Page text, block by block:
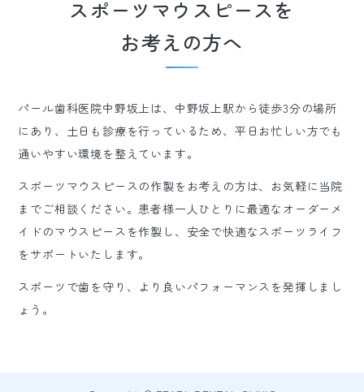
スポーツマウスピースを
お考えの方へ
パール歯科医院中野坂上は、中野坂上駅から徒歩3分の場所
にあり、土日も診療を行っているため、平日お忙しい方でも
通いやすい環境を整えています。
スポーツマウスピースの作製をお考えの方は、お気軽に当院
までご相談ください。患者様一人ひとりに最適なオーダーメ
イドのマウスピースを作製し、安全で快適なスポーツライフ
をサポートいたします。
スポーツで歯を守り、より良いパフォーマンスを発揮しまし
ょう。